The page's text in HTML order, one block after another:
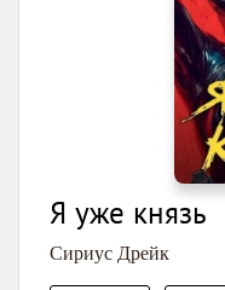
Я уже князь
Сириус Дрейк